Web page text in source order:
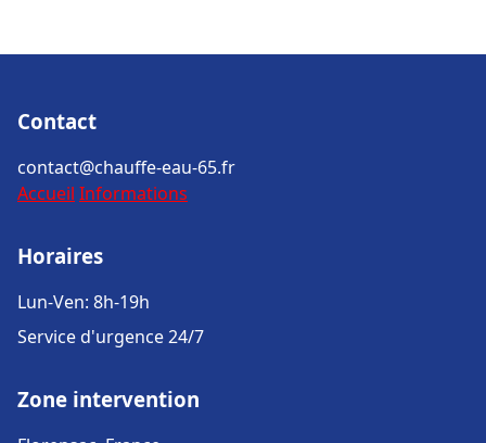
Contact
contact@chauffe-eau-65.fr
Accueil Informations
Horaires
Lun-Ven: 8h-19h
Service d'urgence 24/7
Zone intervention